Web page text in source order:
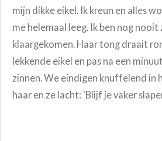
mijn dikke eikel. Ik kreun en alles
me helemaal leeg. Ik ben nog nooit
klaargekomen. Haar tong draait
lekkende eikel en pas na een
zinnen. We eindigen knuffelend in
haar en ze lacht: 'Blijf je vaker